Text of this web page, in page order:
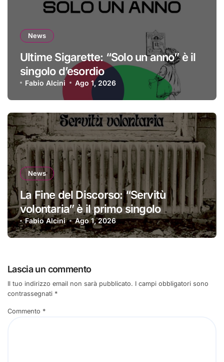
News
Ultime Sigarette: “Solo un anno” è il
singolo d’esordio
Fabio Alcini Ago 1, 2026
News
La Fine del Discorso: “Servitù
volontaria” è il primo singolo
Fabio Alcini Ago 1, 2026
Lascia un commento
Il tuo indirizzo email non sarà pubblicato. I campi obbligatori sono
contrassegnati *
Commento *